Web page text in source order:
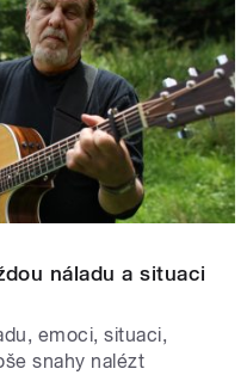
náladu a situaci
emoci, situaci,
snahy nalézt